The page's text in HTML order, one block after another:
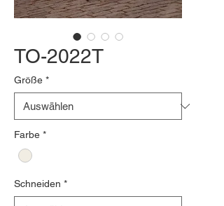
TO-2022T
Größe *
Farbe *
Schneiden *